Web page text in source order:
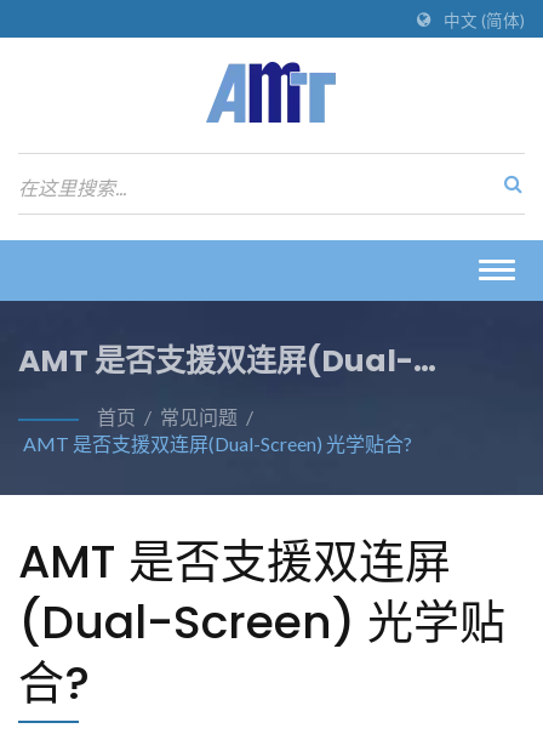
中文 (简体)
AMT 是否支援双连屏(dual-
Screen) 光学贴合?
首页 / 常见问题 /
AMT 是否支援双连屏(dual-Screen) 光学贴合?
AMT 是否支援双连屏
(dual-Screen) 光学贴
合?